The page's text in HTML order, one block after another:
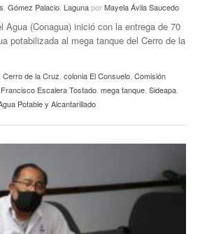
Gómez Palacio LagunaporMayela Ávila Saucedo
Agua (Conagua) inició con la entrega de 70
potabilizada al mega tanque del Cerro de la
Cerro de la Cruz colonia El Consuelo Comisión
Francisco Escalera Tostado mega tanque Sideapa
Potable y Alcantarillado